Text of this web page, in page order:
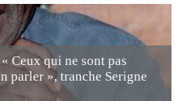
Ceux qui ne sont pas
parler », tranche Serigne